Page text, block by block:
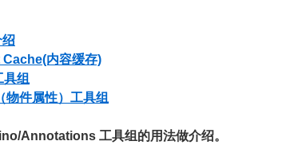
绍
内容缓存)
组
件属性）工具组
Annotations 工具组的用法做介绍。